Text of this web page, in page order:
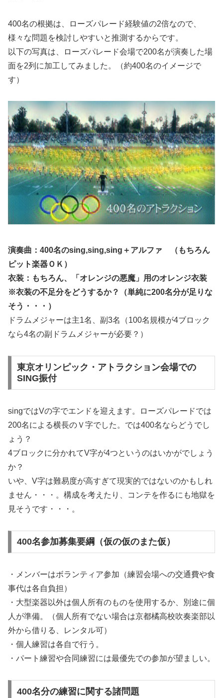
400名の根拠は、ローズパレード経験値の2倍なので、
様々な問題を検討しやすいと推測するからです。
以下の写真は、ローズパレード会場で200名が演奏した場
面を2列に加工してみました。（約400名のイメージで
す）
演奏曲：400名のsing,sing,sing＋ アルファ （もちろん
ピット楽器ＯＫ）
衣装：もちろん、「オレンジの悪魔」用のオレンジ衣装
※衣装の不足分をどうするか？（単純に200名分が足りな
そう・・・）
ドラムメジャーは主1名、副3名（100名規模が4ブロック
なら4名の副ドラムメジャーが必要？）
東京オリンピック・アトラクション会場での
SING振付
singではVの字でエンドを迎えます。ローズパレードでは
200名による横長のＶ字でした。では400名ならどうでし
ょう？
4ブロックに分かれてV字が4つというのはいかがでしょう
か？
いや、V字は難易度が高すぎて現実的ではないのかもしれ
ません・・・。構成を考えたり、コンテを作るにも地獄を
見そうです・・・。
400名参加募集要綱（仮の仮のまた仮）
・メンバーはボランティア参加（練習会場への交通費や食
事代は各自負担）
・大型楽器以外は個人所有のものを使用するか、別途に個
人が準備。（個人所有でない場合は京都橘高校吹奏楽部以
外から借りる、レンタル可）
・個人練習は各自で行う。
・パート練習や合同練習には最優先での参加が望ましい。
400名分の練習に関する諸問題